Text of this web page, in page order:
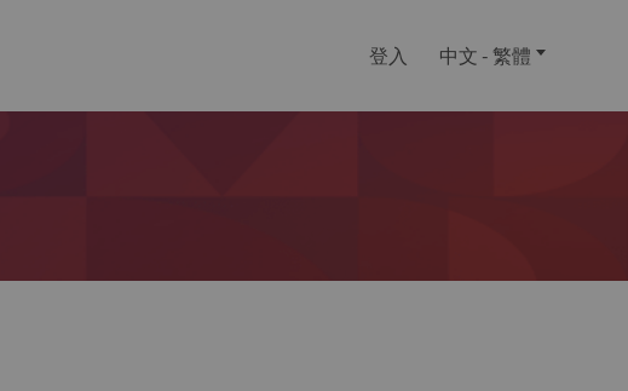
登入 中文 - 繁體